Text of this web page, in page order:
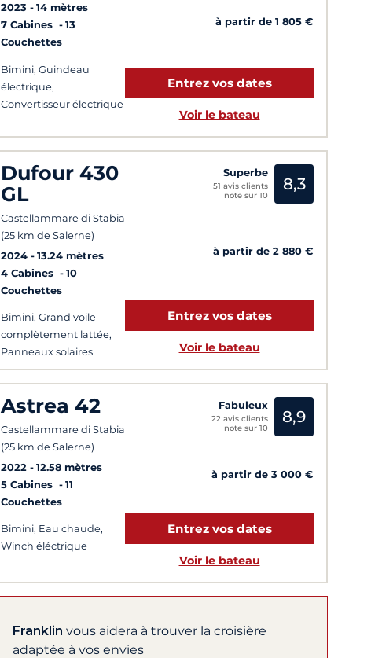
2023
14 mètres
7 Cabines
13
Couchettes
Bimini, Guindeau
électrique,
Convertisseur électrique
à partir de 1 805 €
Entrez vos dates
Voir le bateau
Dufour 430
GL
Castellammare di Stabia
(25 km de Salerne)
2024
13.24 mètres
4 Cabines
10
Couchettes
Bimini, Grand voile
complètement lattée,
Panneaux solaires
Superbe
51 avis clients
note sur 10
8,3
à partir de 2 880 €
Entrez vos dates
Voir le bateau
Astrea 42
Castellammare di Stabia
(25 km de Salerne)
2022
12.58 mètres
5 Cabines
11
Couchettes
Bimini, Eau chaude,
Winch éléctrique
Fabuleux
22 avis clients
note sur 10
8,9
à partir de 3 000 €
Entrez vos dates
Voir le bateau
Franklin vous aidera à trouver la croisière
adaptée à vos envies